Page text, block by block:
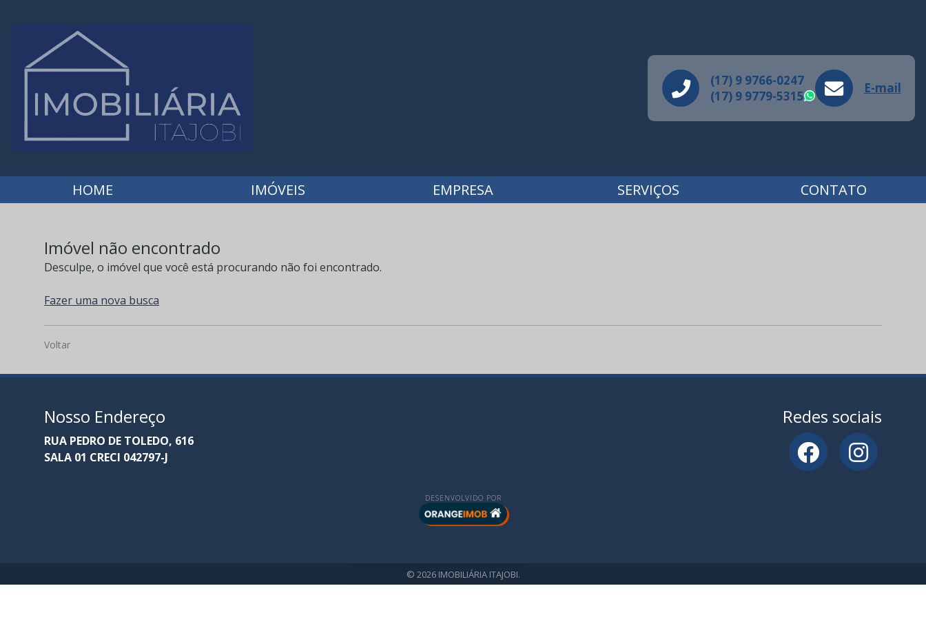
(17) 9 9766-0247
(17) 9 9779-5315
WhatsApp
E-mail
HOME IMÓVEIS EMPRESA SERVIÇOS CONTATO
Imóvel não encontrado
Desculpe, o imóvel que você está procurando não foi encontrado.
Fazer uma nova busca
Voltar
Nosso Endereço
RUA PEDRO DE TOLEDO, 616
SALA 01 CRECI 042797-J
Redes sociais
DESENVOLVIDO POR
© 2026 IMOBILIÁRIA ITAJOBI.